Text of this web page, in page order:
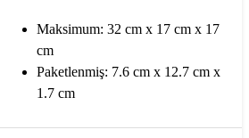
Maksimum: 32 cm x 17 cm x 17
cm
Paketlenmiş: 7.6 cm x 12.7 cm x
1.7 cm